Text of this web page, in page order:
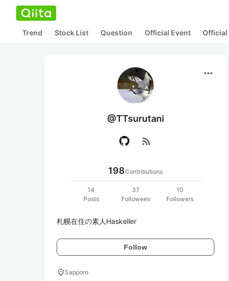
Trend Stock List Question Official Event Official
more_horiz
@TTsurutani
rss_feed
198Contributions
14
Posts
37
Followees
10
Followers
札幌在住の素人Haskeller
Follow
location_on Sapporo